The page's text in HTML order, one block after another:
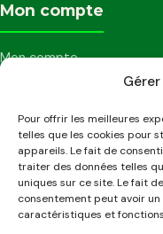
Pour offrir les meilleures
telles que les cookies pour
appareils. Le fait de
traiter des données telles
uniques sur ce site. Le fait
consentement peut avoir
caractéristiques et
Mon compte
Mon compte
Ma liste de souhaits
Mon panier
Notre bureau